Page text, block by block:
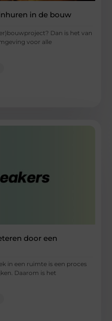
in de bouw
Dan is het van
voor alle
door een
in een ruimte is een proces
Daarom is het